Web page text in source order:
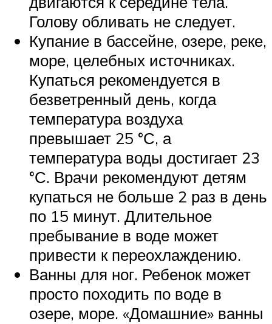
Голову обливать не следует.
Купание в бассейне, озере, реке,
море, целебных источниках.
Купаться рекомендуется в
безветренный день, когда
температура воздуха
превышает 25 °С, а
температура воды достигает 23
°С. Врачи рекомендуют детям
купаться не больше 2 раз в день
по 15 минут. Длительное
пребывание в воде может
привести к переохлаждению.
Ванны для ног. Ребенок может
просто походить по воде в
озере, море. «Домашние» ванны